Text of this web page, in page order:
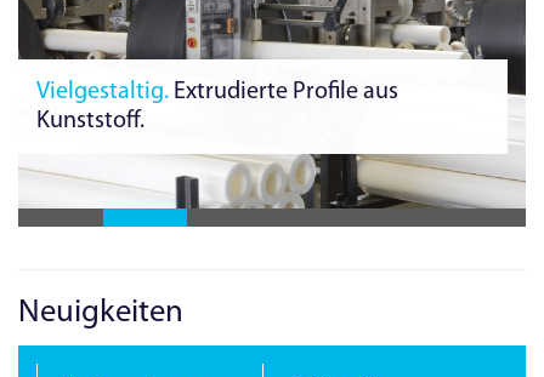
Zuverlässig von Anfang an.Fertigung im
Reinraum.
Neuigkeiten